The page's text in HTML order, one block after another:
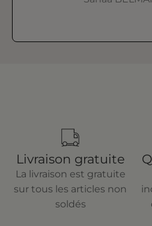
Livraison gratuite
La livraison est gratuite
sur tous les articles non
soldés